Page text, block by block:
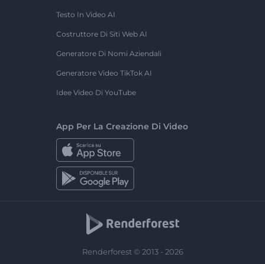
Testo In Video AI
Costruttore Di Siti Web AI
Generatore Di Nomi Aziendali
Generatore Video TikTok AI
Idee Video Di YouTube
App Per La Creazione Di Video
Renderforest © 2013 - 2026